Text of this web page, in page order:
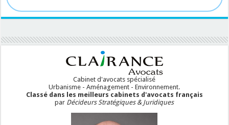
Cabinet d'avocats spécialisé
Urbanisme - Aménagement - Environnement.
Classé dans les meilleurs cabinets d'avocats français
par Décideurs Stratégiques & Juridiques